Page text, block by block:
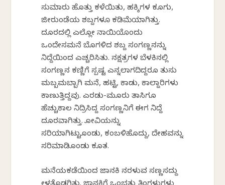
ಸುಮಾರು ಹೊತ್ತು ಕಳೆಯಿತು, ಹಕ್ಕಿಗಳ ಕೂಗು,
ಜೀರುಂಡೆಯ ಶಬ್ದಗಳೂ ಕಡಿಮೆಯಾಗಿತ್ತು.
ದೂರದಲ್ಲಿ ಎಲ್ಲೋ ನಾಯಿಯೊಂದು
ಒಂದೇಸಮನೆ ಬೊಗಳಿದ ಶಬ್ದ ಸಂಗಣ್ಣನನ್ನು
ನಿದ್ದೆಯಿಂದ ಎಚ್ಚರಿಸಿತು. ನಕ್ಷತ್ರಗಳ ಬೆಳಕಿನಲ್ಲಿ
ಸಂಗಣ್ಣನ ಕಣ್ಣಿಗೆ ಸ್ಪಷ್ಟ ಎನ್ನಲಾಗದಿದ್ದರೂ ತುಸು
ಮಬ್ಬಮಬ್ಬಾಗಿ ಮನೆ, ಹಟ್ಟಿ, ಕಾಡು, ಕಾಲ್ದಾರಿಗಳು
ಕಾಣುತ್ತಿದ್ದವು. ಎರಡು-ಮೂರು ತಾಸಿಗೂ
ಹೆಚ್ಚುಕಾಲ ನಿದ್ರಿಸಿದ್ದ ಸಂಗಣ್ಣನಿಗೆ ಈಗ ನಿದ್ದೆ
ದೂರವಾಗಿತ್ತು. ಕೋವಿಯನ್ನು
ಸರಿಯಾಗಿಟ್ಟುಕೊಂಡು, ಕಂಬಳಿಹೊದ್ದು, ದೇಹವನ್ನು
ಸರಿಮಾಡಿಕೊಂಡು ಕೂತ.
ಮನೆಯಕಡೆಯಿಂದ ಜಾನಕಿ ನರಳುವ ಸಣ್ಣಸದ್ದು